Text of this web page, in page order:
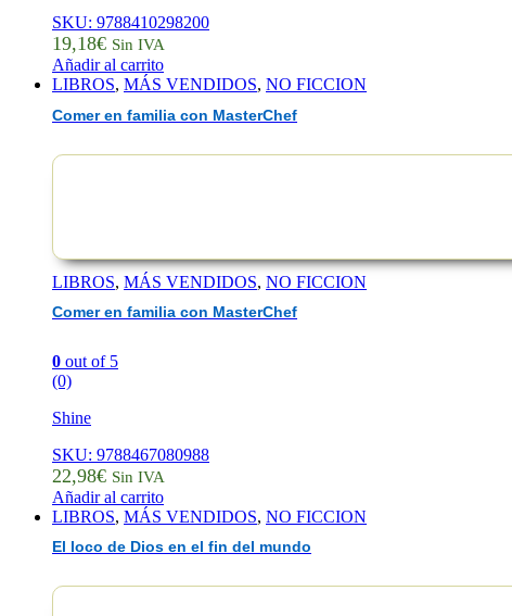
SKU: 9788410298200
19,18€ Sin IVA
Añadir al carrito
LIBROS, MÁS VENDIDOS, NO FICCION
Comer en familia con MasterChef
LIBROS, MÁS VENDIDOS, NO FICCION
Comer en familia con MasterChef
0 out of 5
(0)
Shine
SKU: 9788467080988
22,98€ Sin IVA
Añadir al carrito
LIBROS, MÁS VENDIDOS, NO FICCION
El loco de Dios en el fin del mundo